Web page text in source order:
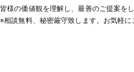
皆様の価値観を理解し、最善のご提案を
※相談無料、秘密厳守致します。お気軽に